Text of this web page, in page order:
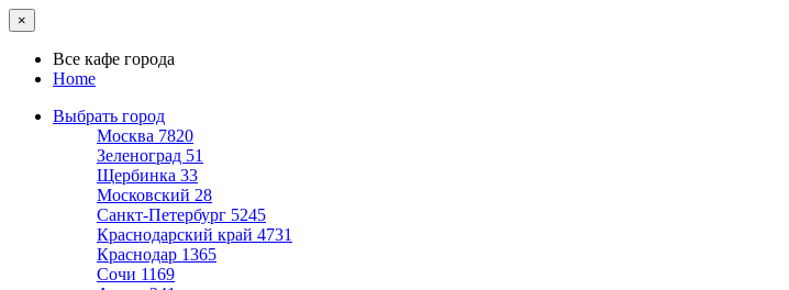
×
Все кафе города
Home
Выбрать город
Москва 7820
Зеленоград 51
Щербинка 33
Московский 28
Санкт-Петербург 5245
Краснодарский край 4731
Краснодар 1365
Сочи 1169